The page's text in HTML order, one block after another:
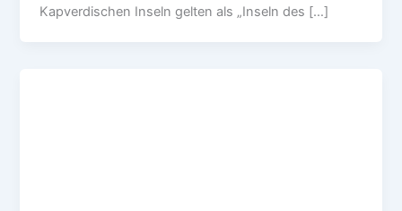
Kapverdischen Inseln gelten als „Inseln des […]